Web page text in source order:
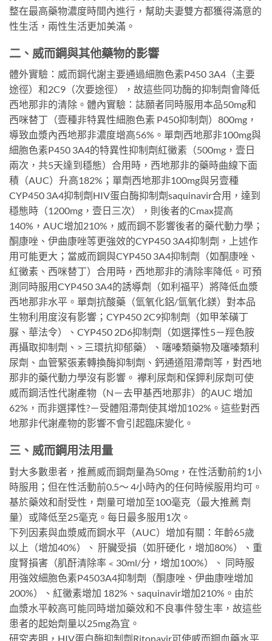
整在最高藥物濃度時間內進行，幫助夫妻雙方都獲得滿意的
性生活，兩性生活更加美滿。
二、威而鋼與其他藥物的影響
體外實驗：威而鋼代謝主要通過細胞色素P450 3A4（主要
途徑）和2C9（次要途徑），故這些同功酶的抑制劑會降低
西地那非的清除。體內實驗：誌願者同時服用本品50mg和
西咪替丁（壹種非特異性細胞色素 P450抑制劑）800mg，
導致血漿內西地那非濃度增高56%。單劑西地那非100mg與
細胞色素P450 3A4的特異性抑制劑紅黴素（500mg，壹日
兩次，共5天達到穩態）合用時，西地那非的藥時曲線下面
積（AUC）升高182%；單劑西地那非100mg與另壹種
CYP450 3A4抑制劑HIV蛋白酶抑制劑saquinavir合用，達到
穩態時（1200mg，壹日三次），則後者的Cmax提高
140%，AUC增加210%，威而鋼不影響後者的藥代動力學；
酮康唑、伊曲康唑等更強效的CYP450 3A4抑制劑，上述作
用可能更大；當威而鋼與CYP450 3A4抑制劑（如酮康唑、
紅黴素、西咪替丁）合用時，西地那非的清除率降低。可預
測同時服用CYP450 3A4的誘導劑（如利福平）將降低血漿
西地那非水平。單劑抗酸藥（氫氧化鋁/氫氧化鎂）對本品
生物利用度沒有影響；CYP450 2C9抑制劑（如甲苯磺丁
脲、華法令）、CYP450 2D6抑制劑（如選擇性5－羥色胺
再攝取抑制劑、> 三環抗抑郁藥）、噻嗪類藥物及噻嗪類利
尿劑、血管緊張素轉換酶抑制劑、鈣通道阻滯劑等，對西地
那非的藥代動力學沒有影響。 襻利尿劑和保鉀利尿劑可使
威而鋼活性代謝產物（N－去甲基西地那非）的AUC 增加
62%，而非選擇性?－受體阻滯劑使其增加102%。這些對西
地那非代謝產物的影響不會引起臨床變化。
三、威而鋼用法用量
對大多數患者，推薦威而鋼劑量為50mg，在性活動前約1小
時服用；但在性活動前0.5～ 4小時內的任何時候服用均可。
基於藥效和耐受性，劑量可增加至100毫克（最大推薦 劑
量）或降低至25毫克。每日最多服用1次。
下列因素與血漿威而鋼水平（AUC）增加有關：年齡65歲
以上（增加40%）、 肝臟受損（如肝硬化，增加80%）、重
度腎損害（肌酐清除率﹤30ml/分，增加100%）、 同時服
用強效細胞色素P4503A4抑制劑（酮康唑、伊曲康唑增加
200%）、紅黴素增加 182%、saquinavir增加210%。由於
血漿水平較高可能同時增加藥效和不良事件發生率，故這些
患者的起始劑量以25mg為宜。
研究表明，HIV蛋白酶抑制劑Ritonavir可使威而鋼血藥水平